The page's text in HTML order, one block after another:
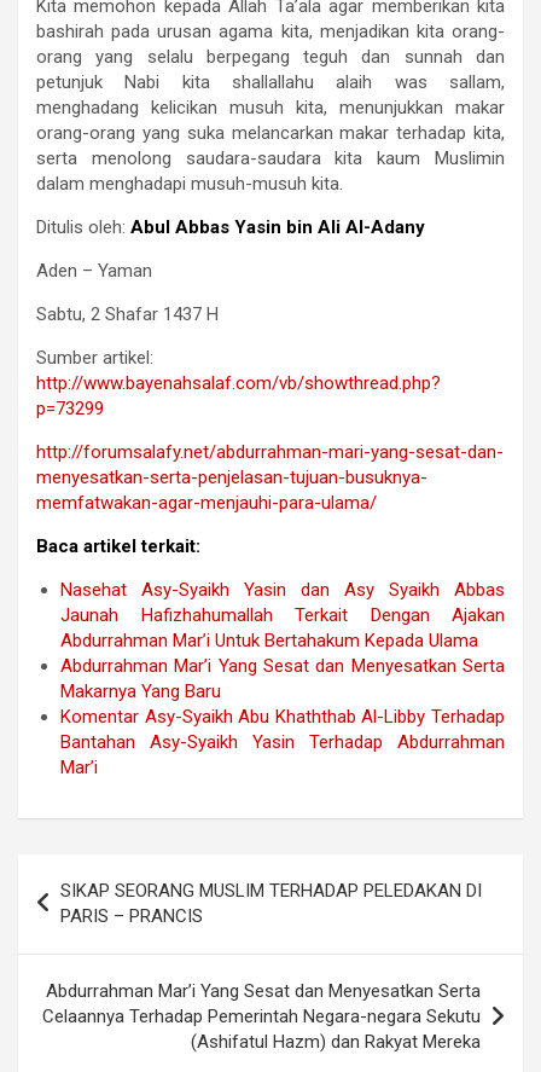
Kita memohon kepada Allah Ta’ala agar memberikan kita
bashirah pada urusan agama kita, menjadikan kita orang-
orang yang selalu berpegang teguh dan sunnah dan
petunjuk Nabi kita shallallahu alaih was sallam,
menghadang kelicikan musuh kita, menunjukkan makar
orang-orang yang suka melancarkan makar terhadap kita,
serta menolong saudara-saudara kita kaum Muslimin
dalam menghadapi musuh-musuh kita.
Ditulis oleh: Abul Abbas Yasin bin Ali Al-Adany
Aden – Yaman
Sabtu, 2 Shafar 1437 H
Sumber artikel:
http://www.bayenahsalaf.com/vb/showthread.php?
p=73299
http://forumsalafy.net/abdurrahman-mari-yang-sesat-dan-
menyesatkan-serta-penjelasan-tujuan-busuknya-
memfatwakan-agar-menjauhi-para-ulama/
Baca artikel terkait:
Nasehat Asy-Syaikh Yasin dan Asy Syaikh Abbas
Jaunah Hafizhahumallah Terkait Dengan Ajakan
Abdurrahman Mar’i Untuk Bertahakum Kepada Ulama
Abdurrahman Mar’i Yang Sesat dan Menyesatkan Serta
Makarnya Yang Baru
Komentar Asy-Syaikh Abu Khaththab Al-Libby Terhadap
Bantahan Asy-Syaikh Yasin Terhadap Abdurrahman
Mar’i
pos
SIKAP SEORANG MUSLIM TERHADAP PELEDAKAN DI
PARIS – PRANCIS
Abdurrahman Mar’i Yang Sesat dan Menyesatkan Serta
Celaannya Terhadap Pemerintah Negara-negara Sekutu
(Ashifatul Hazm) dan Rakyat Mereka